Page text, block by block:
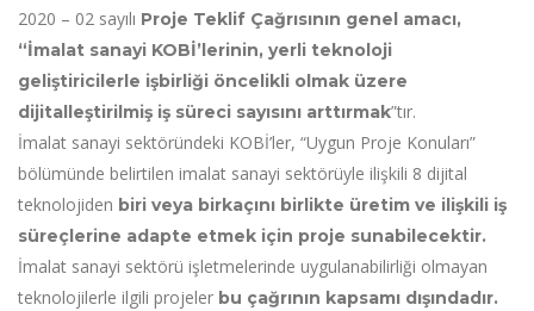
2020 – 02 sayılı Proje Teklif Çağrısının genel amacı,
“İmalat sanayi KOBİ’lerinin, yerli teknoloji
geliştiricilerle işbirliği öncelikli olmak üzere
dijitalleştirilmiş iş süreci sayısını arttırmak”tır.
İmalat sanayi sektöründeki KOBİ’ler, “Uygun Proje Konuları”
bölümünde belirtilen imalat sanayi sektörüyle ilişkili 8 dijital
teknolojiden biri veya birkaçını birlikte üretim ve ilişkili iş
süreçlerine adapte etmek için proje sunabilecektir.
İmalat sanayi sektörü işletmelerinde uygulanabilirliği olmayan
teknolojilerle ilgili projeler bu çağrının kapsamı dışındadır.